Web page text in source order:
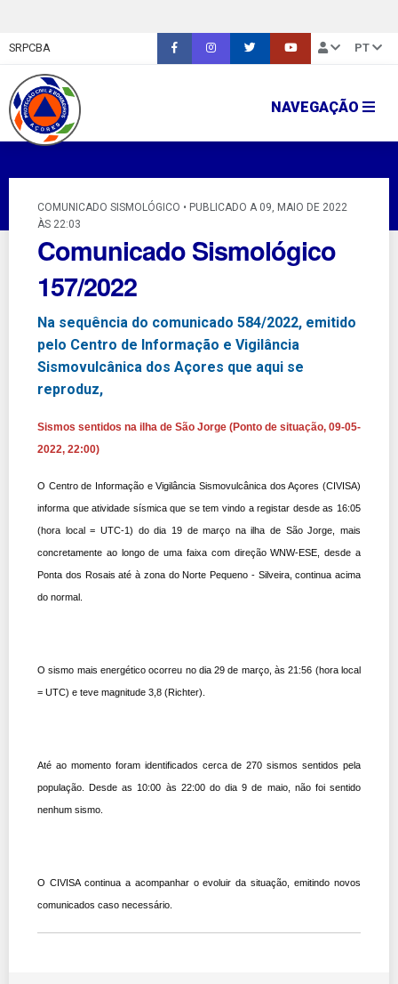
SRPCBA PT
NAVEGAÇÃO
COMUNICADO SISMOLÓGICO • PUBLICADO A 09, MAIO DE 2022
ÀS 22:03
Comunicado Sismológico
157/2022
Na sequência do comunicado 584/2022, emitido
pelo Centro de Informação e Vigilância
Sismovulcânica dos Açores que aqui se
reproduz,
Sismos sentidos na ilha de São Jorge (Ponto de situação, 09-05-
2022, 22:00)
O Centro de Informação e Vigilância Sismovulcânica dos Açores (CIVISA)
informa que atividade sísmica que se tem vindo a registar desde as 16:05
(hora local = UTC-1) do dia 19 de março na ilha de São Jorge, mais
concretamente ao longo de uma faixa com direção WNW-ESE, desde a
Ponta dos Rosais até à zona do Norte Pequeno - Silveira, continua acima
do normal.
O sismo mais energético ocorreu no dia 29 de março, às 21:56 (hora local
= UTC) e teve magnitude 3,8 (Richter).
Até ao momento foram identificados cerca de 270 sismos sentidos pela
população. Desde as 10:00 às 22:00 do dia 9 de maio, não foi sentido
nenhum sismo.
O CIVISA continua a acompanhar o evoluir da situação, emitindo novos
comunicados caso necessário.